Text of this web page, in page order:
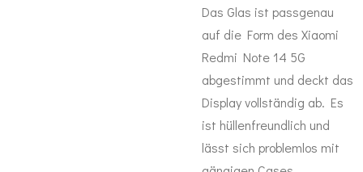
Das Glas ist passgenau
auf die Form des Xiaomi
Redmi Note 14 5G
abgestimmt und deckt das
Display vollständig ab. Es
ist hüllenfreundlich und
lässt sich problemlos mit